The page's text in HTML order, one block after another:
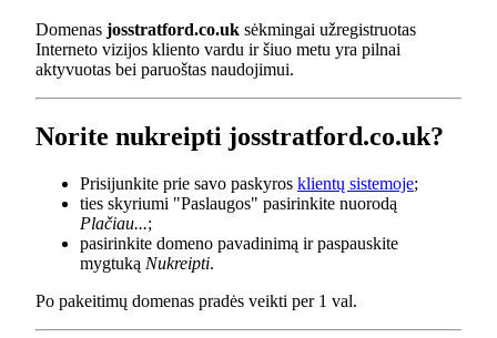
Domenas josstratford.co.uk sėkmingai užregistruotas
Interneto vizijos kliento vardu ir šiuo metu yra pilnai
aktyvuotas bei paruoštas naudojimui.
Norite nukreipti josstratford.co.uk?
Prisijunkite prie savo paskyros klientų sistemoje;
ties skyriumi "Paslaugos" pasirinkite nuorodą
Plačiau...;
pasirinkite domeno pavadinimą ir paspauskite
mygtuką Nukreipti.
Po pakeitimų domenas pradės veikti per 1 val.